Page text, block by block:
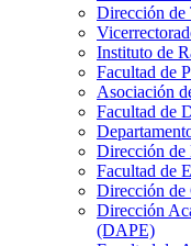
Dirección de
Instituto de
Facultad de
Asociación
Facultad de
Dirección de
Facultad de
Dirección de
Dirección
(DAPE)